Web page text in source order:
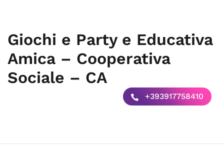
Giochi e Party e Educativa
Amica – Cooperativa
Sociale – CA
+393917758410